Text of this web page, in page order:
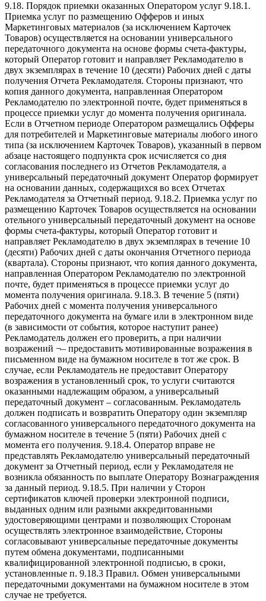
9.18. Порядок приемки оказанных Оператором услуг 9.18.1.
Приемка услуг по размещению Офферов и иных
Маркетинговых материалов (за исключением Карточек
Товаров) осуществляется на основании универсального
передаточного документа на основе формы счета-фактуры,
который Оператор готовит и направляет Рекламодателю в
двух экземплярах в течение 10 (десяти) Рабочих дней с даты
получения Отчета Рекламодателя. Стороны признают, что
копия данного документа, направленная Оператором
Рекламодателю по электронной почте, будет применяться в
процессе приемки услуг до момента получения оригинала.
Если в Отчетном периоде Оператором размещались Офферы
для потребителей и Маркетинговые материалы любого иного
типа (за исключением Карточек Товаров), указанный в первом
абзаце настоящего подпункта срок исчисляется со дня
согласования последнего из Отчетов Рекламодателя, а
универсальный передаточный документ Оператор формирует
на основании данных, содержащихся во всех Отчетах
Рекламодателя за Отчетный период. 9.18.2. Приемка услуг по
размещению Карточек Товаров осуществляется на основании
отельного универсальный передаточный документ на основе
формы счета-фактуры, который Оператор готовит и
направляет Рекламодателю в двух экземплярах в течение 10
(десяти) Рабочих дней с даты окончания Отчетного периода
(квартала). Стороны признают, что копия данного документа,
направленная Оператором Рекламодателю по электронной
почте, будет применяться в процессе приемки услуг до
момента получения оригинала. 9.18.3. В течение 5 (пяти)
Рабочих дней с момента получения универсального
передаточного документа на бумаге или в электронном виде
(в зависимости от события, которое наступит ранее)
Рекламодатель должен его проверить, а при наличии
возражений ¬– предоставить мотивированные возражения в
письменном виде на бумажном носителе в тот же срок. В
случае, если Рекламодатель не предоставит Оператору
возражения в установленный срок, то услуги считаются
оказанными надлежащим образом, а универсальный
передаточный документ – согласованным. Рекламодатель
должен подписать и возвратить Оператору один экземпляр
согласованного универсального передаточного документа на
бумажном носителе в течение 5 (пяти) Рабочих дней с
момента его получения. 9.18.4. Оператор вправе не
представлять Рекламодателю универсальный передаточный
документ за Отчетный период, если у Рекламодателя не
возникла обязанность по выплате Оператору Вознаграждения
за данный период. 9.18.5. При наличии у Сторон
сертификатов ключей проверки электронной подписи,
выданных одним или разными аккредитованными
удостоверяющими центрами и позволяющих Сторонам
осуществлять электронное взаимодействие, Стороны
согласовывают универсальные передаточные документы
путем обмена документами, подписанными
квалифицированной электронной подписью, в сроки,
установленные п. 9.18.3 Правил. Обмен универсальными
передаточными документами на бумажном носителе в этом
случае не требуется.